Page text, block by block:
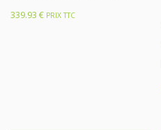
339.93 € PRIX TTC